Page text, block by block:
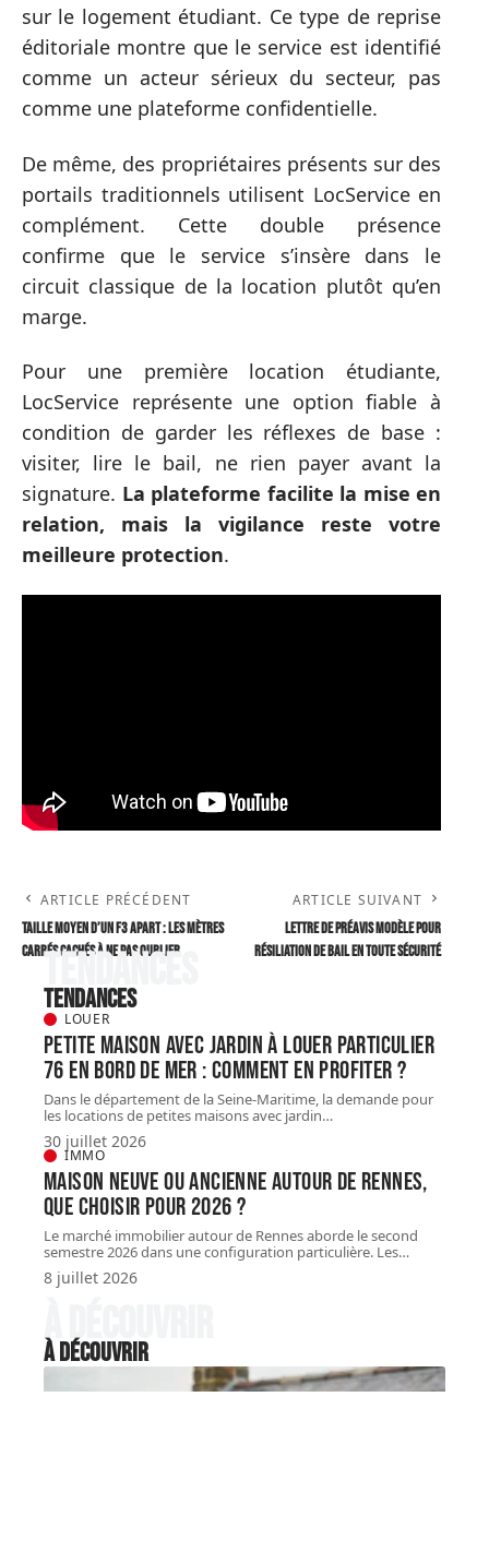
sur le logement étudiant. Ce type de reprise
éditoriale montre que le service est identifié
comme un acteur sérieux du secteur, pas
comme une plateforme confidentielle.
De même, des propriétaires présents sur des
portails traditionnels utilisent LocService en
complément. Cette double présence
confirme que le service s’insère dans le
circuit classique de la location plutôt qu’en
marge.
Pour une première location étudiante,
LocService représente une option fiable à
condition de garder les réflexes de base :
visiter, lire le bail, ne rien payer avant la
signature. La plateforme facilite la mise en
relation, mais la vigilance reste votre
meilleure protection.
ARTICLE PRÉCÉDENT
Taille moyen d’un F3 apart : les mètres
carrés cachés à ne pas oublier
ARTICLE SUIVANT
Lettre de préavis Modèle pour
résiliation de bail en toute sécurité
Tendances
Tendances
LOUER
Petite maison avec jardin à louer particulier
76 en bord de mer : comment en profiter ?
Dans le département de la Seine-Maritime, la demande pour
les locations de petites maisons avec jardin…
30 juillet 2026
IMMO
Maison neuve ou ancienne autour de Rennes,
que choisir pour 2026 ?
Le marché immobilier autour de Rennes aborde le second
semestre 2026 dans une configuration particulière. Les…
8 juillet 2026
À découvrir
À découvrir